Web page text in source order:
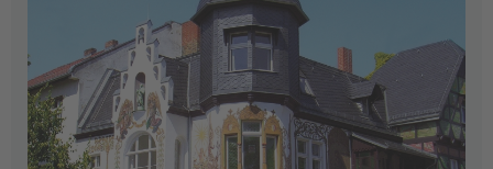
Schnoor Immobilien
Curtiusstraße 6, 12205 Berlin